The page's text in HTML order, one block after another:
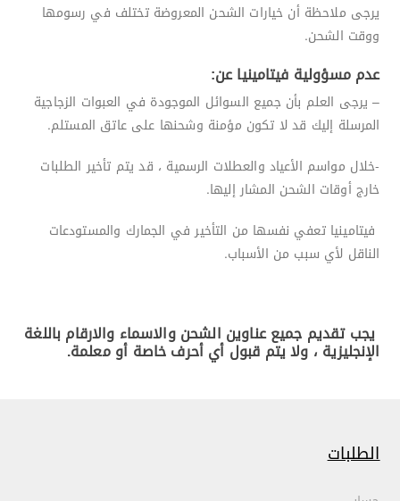
يرجى ملاحظة أن خيارات الشحن المعروضة تختلف في رسومها
ووقت الشحن.
عدم مسؤولية فيتامينيا عن:
– يرجى العلم بأن جميع السوائل الموجودة في العبوات الزجاجية
المرسلة إليك قد لا تكون مؤمنة وشحنها على عاتق المستلم.
-خلال مواسم الأعياد والعطلات الرسمية ، قد يتم تأخير الطلبات
خارج أوقات الشحن المشار إليها.
فيتامينيا تعفي نفسها من التأخير في الجمارك والمستودعات
الناقل لأي سبب من الأسباب.
يجب تقديم جميع عناوين الشحن والاسماء والارقام باللغة
الإنجليزية ، ولا يتم قبول أي أحرف خاصة أو معلمة.
الطلبات